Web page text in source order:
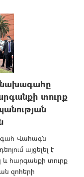
տուրք
Վահագն
այցելել է
հարգանքի տուրք
զոհերի